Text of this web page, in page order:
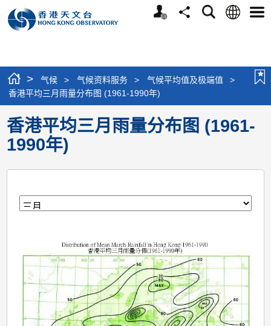
个
分
搜
语
选
> 气候 > 气候资料服务 > 气候平均值及极端值
>
香港平均三月雨量分布图 (1961-1990年)
香港平均三月雨量分布图 (1961-
1990年)
月